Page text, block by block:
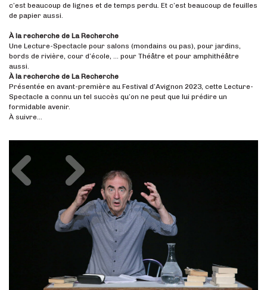
c’est beaucoup de lignes et de temps perdu. Et c’est beaucoup de feuilles
de papier aussi.
À la recherche de La Recherche
Une Lecture-Spectacle pour salons (mondains ou pas), pour jardins,
bords de rivière, cour d’école, … pour Théâtre et pour amphithéâtre
aussi.
À la recherche de La Recherche
Présentée en avant-première au Festival d’Avignon 2023, cette Lecture-
Spectacle a connu un tel succès qu’on ne peut que lui prédire un
formidable avenir.
À suivre…